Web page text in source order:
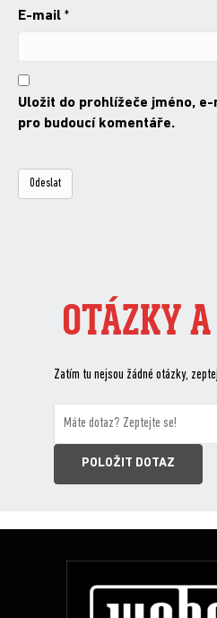
E-mail *
Uložit do prohlížeče jméno,
pro budoucí komentáře.
OTÁZKY
Zatím tu nejsou žádné otázky,